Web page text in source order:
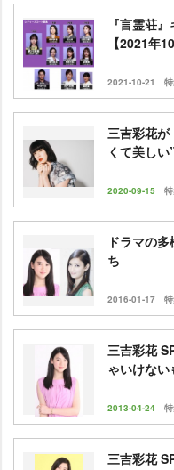
『言霊荘
【2021年
2021-10-21
三吉彩花が
くて美し
2020-09-15
ドラマの
ち
2016-01-17
三吉彩花
ゃいけな
2013-04-24
三吉彩花